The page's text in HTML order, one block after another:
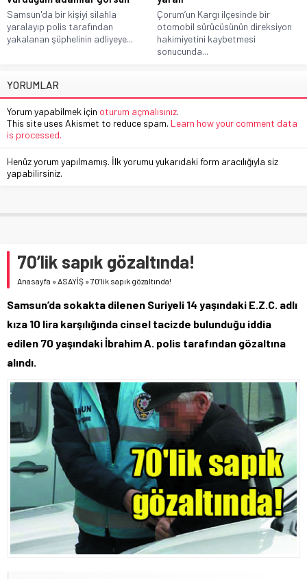
Samsun'da bir kişiyi silahla
yaralayıp polis tarafından
yakalanan şüphelinin adliyeye...
Çorum’un Kargı ilçesinde bir
otomobil sürücüsünün direksiyon
hakimiyetini kaybetmesi
sonucunda...
YORUMLAR
Yorum yapabilmek için oturum açmalısınız.
This site uses Akismet to reduce spam. Learn how your comment data
is processed.
Henüz yorum yapılmamış. İlk yorumu yukarıdaki form aracılığıyla siz
yapabilirsiniz.
70’lik sapık gözaltında!
Anasayfa » ASAYİŞ »70’lik sapık gözaltında!
Samsun’da sokakta dilenen Suriyeli 14 yaşındaki E.Z.C. adlı
kıza 10 lira karşılığında cinsel tacizde bulunduğu iddia
edilen 70 yaşındaki İbrahim A. polis tarafından gözaltına
alındı.